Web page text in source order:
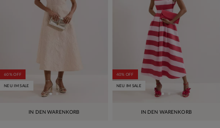
IN DEN WARENKORB
60% OFF
NEU IM SALE
IN DEN WARENKORB
40% OFF
NEU IM SALE